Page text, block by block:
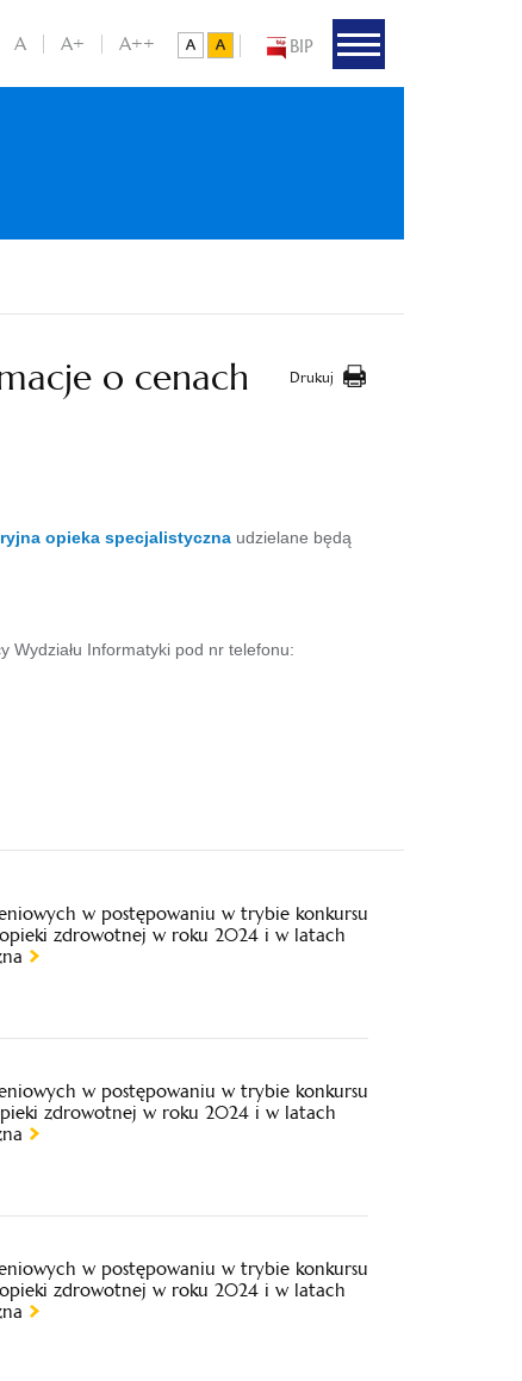
BIP
A A+ A++
Drukuj
o cenach
opieka specjalistycznaudzielane będą
Wydziału Informatyki pod nr telefonu:
w postępowaniu w trybie konkursu
zdrowotnej w roku 2024 i w latach
w postępowaniu w trybie konkursu
zdrowotnej w roku 2024 i w latach
w postępowaniu w trybie konkursu
zdrowotnej w roku 2024 i w latach